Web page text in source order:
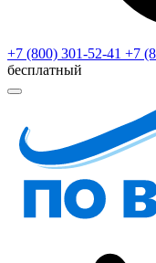
+7 (800) 301-52-41 +7
бесплатный